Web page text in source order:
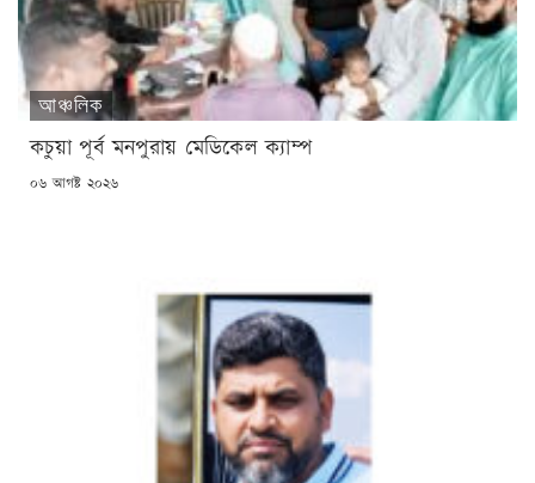
আঞ্চলিক
কচুয়া পূর্ব মনপুরায় মেডিকেল ক্যাম্প
POSTED
০৬ আগষ্ট ২০২৬